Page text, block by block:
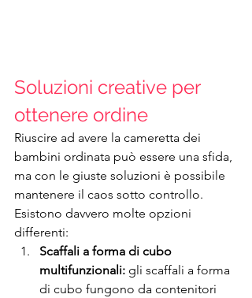
Soluzioni creative per
ottenere ordine
Riuscire ad avere la cameretta dei
bambini ordinata può essere una sfida,
ma con le giuste soluzioni è possibile
mantenere il caos sotto controllo.
Esistono davvero molte opzioni
differenti:
Scaffali a forma di cubo
multifunzionali: gli scaffali a forma
di cubo fungono da contenitori